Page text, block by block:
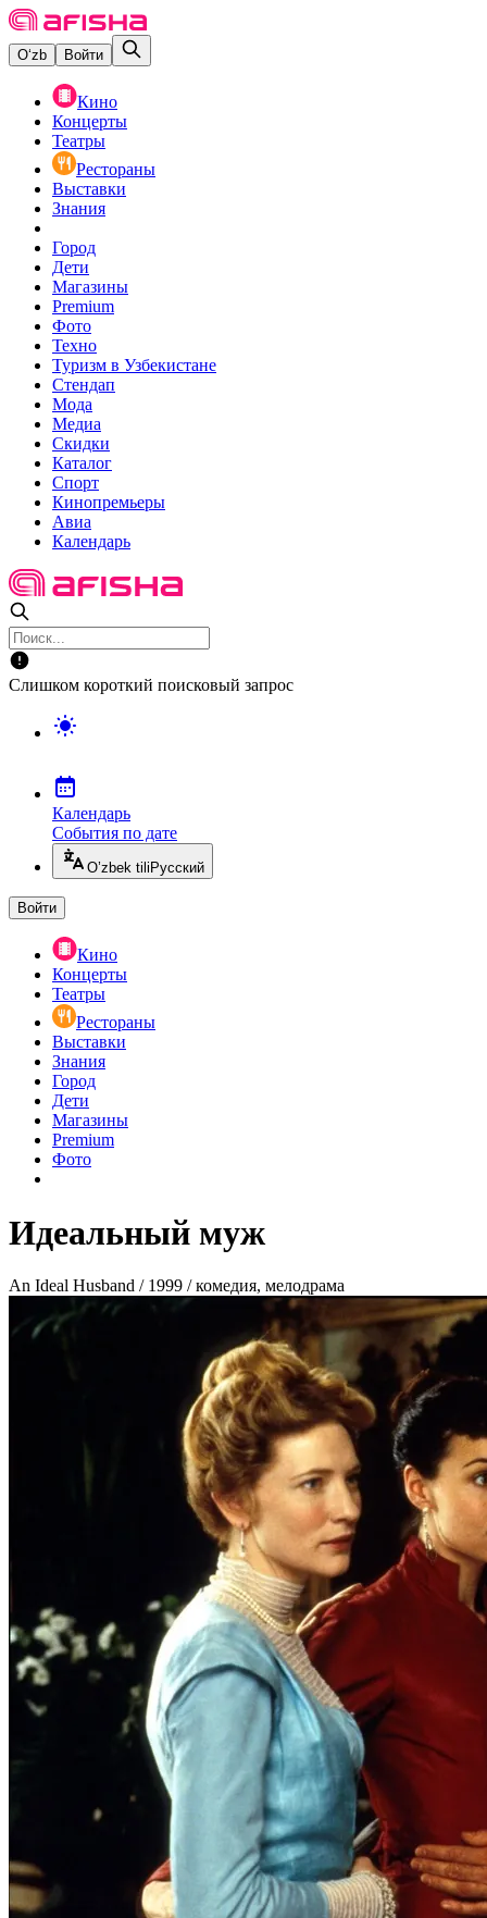
O‘zb Войти
Кино
Концерты
Театры
Рестораны
Выставки
Знания
Город
Дети
Магазины
Premium
Фото
Техно
Туризм в Узбекистане
Стендап
Мода
Медиа
Скидки
Каталог
Спорт
Кинопремьеры
Авиа
Календарь
Слишком короткий поисковый запрос
Календарь
События по дате
O’zbek tili Русский
Войти
Кино
Концерты
Театры
Рестораны
Выставки
Знания
Город
Дети
Магазины
Premium
Фото
Идеальный муж
An Ideal Husband / 1999 / комедия, мелодрама